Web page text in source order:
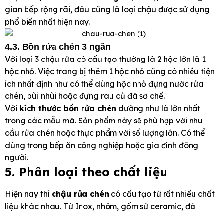
gian bếp rộng rãi, đâu cũng là loại chậu được sử dụng
phổ biến nhất hiện nay.
4.3. Bồn rửa chén 3 ngăn
Với loại 3 chậu rửa có cấu tạo thường là 2 hộc lớn là 1
hộc nhỏ. Việc trang bị thêm 1 hộc nhỏ cũng có nhiều tiện
ích nhất định như có thể dùng hộc nhỏ đựng nước rửa
chén, bùi nhùi hoặc đựng rau củ đã sơ chế.
Với kích thước bồn rửa chén dường như là lớn nhất
trong các mẫu mã. Sản phẩm này sẽ phù hợp với nhu
cầu rửa chén hoặc thực phẩm với số lượng lớn. Có thể
dùng trong bếp ăn công nghiệp hoặc gia đình đông
người.
5. Phân loại theo chất liệu
Hiện nay thì chậu rửa chén có cấu tạo từ rất nhiều chất
liệu khác nhau. Từ Inox, nhôm, gốm sứ ceramic, đá